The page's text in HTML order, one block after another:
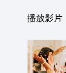
播放影片
點擊播放：